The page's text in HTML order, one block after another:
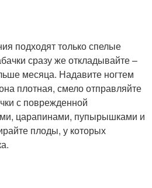
подходят только спелые
сразу же откладывайте –
месяца. Надавите ногтем
плотная, смело отправляйте
с поврежденной
царапинами, пупырышками и
плоды, у которых